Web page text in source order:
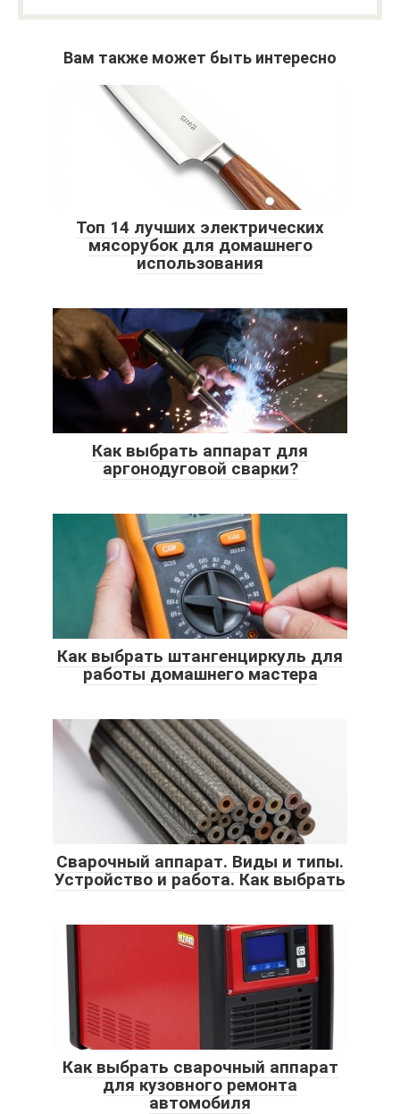
Вам также может быть интересно
Топ 14 лучших электрических
мясорубок для домашнего
использования
Как выбрать аппарат для
аргонодуговой сварки?
Как выбрать штангенциркуль для
работы домашнего мастера
Сварочный аппарат. Виды и типы.
Устройство и работа. Как выбрать
Как выбрать сварочный аппарат
для кузовного ремонта
автомобиля